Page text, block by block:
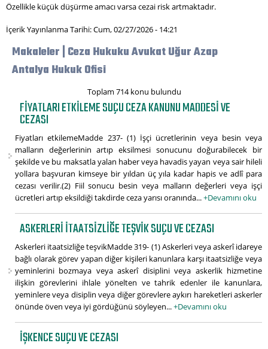
Özellikle küçük düşürme amacı varsa cezai risk artmaktadır.
İçerik Yayınlanma Tarihi: Cum, 02/27/2026 - 14:21
Makaleler | Ceza Hukuku Avukat Uğur Azap
Antalya Hukuk Ofisi
Toplam 714 konu bulundu
FIYATLARI ETKILEME SUÇU CEZA KANUNU MADDESI VE
CEZASI
Fiyatları etkilemeMadde 237- (1) İşçi ücretlerinin veya besin veya
malların değerlerinin artıp eksilmesi sonucunu doğurabilecek bir
şekilde ve bu maksatla yalan haber veya havadis yayan veya sair hileli
yollara başvuran kimseye bir yıldan üç yıla kadar hapis ve adlî para
cezası verilir.(2) Fiil sonucu besin veya malların değerleri veya işçi
ücretleri artıp eksildiği takdirde ceza yarısı oranında...+Devamını oku
ASKERLERI ITAATSIZLIĞE TEŞVIK SUÇU VE CEZASI
Askerleri itaatsizliğe teşvikMadde 319- (1) Askerleri veya askerî idareye
bağlı olarak görev yapan diğer kişileri kanunlara karşı itaatsizliğe veya
yeminlerini bozmaya veya askerî disiplini veya askerlik hizmetine
ilişkin görevlerini ihlale yönelten ve tahrik edenler ile kanunlara,
yeminlere veya disiplin veya diğer görevlere aykırı hareketleri askerler
önünde öven veya iyi gördüğünü söyleyen...+Devamını oku
İŞKENCE SUÇU VE CEZASI